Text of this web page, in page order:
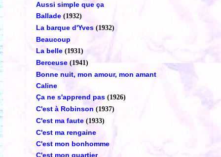
Aussi simple que ça
Ballade (1932)
La barque d'Yves (1932)
Beaucoup
La belle (1931)
Berceuse (1941)
Bonne nuit, mon amour, mon amant
Caline
Ça ne s'apprend pas (1926)
C'est à Robinson (1937)
C'est ma faute (1933)
C'est ma rengaine
C'est mon bonhomme
C'est mon quartier